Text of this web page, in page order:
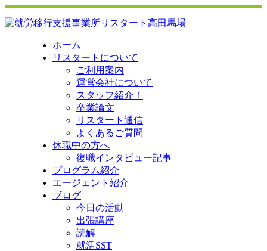
ホーム
リスタートについて
ご利用案内
運営会社について
スタッフ紹介！
卒業論文
リスタート通信
よくあるご質問
休職中の方へ
復職インタビュー記事
プログラム紹介
エージェント紹介
ブログ
今日の活動
出張講座
読解
就活SST